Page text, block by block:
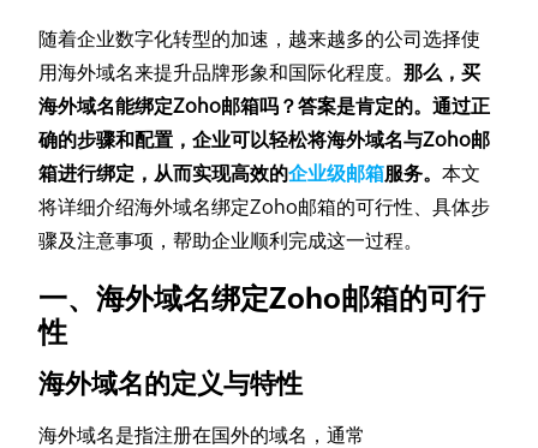
随着企业数字化转型的加速，越来越多的公司选择使
用海外域名来提升品牌形象和国际化程度。那么，买
海外域名能绑定Zoho邮箱吗？答案是肯定的。通过正
确的步骤和配置，企业可以轻松将海外域名与Zoho邮
箱进行绑定，从而实现高效的企业级邮箱服务。本文
将详细介绍海外域名绑定Zoho邮箱的可行性、具体步
骤及注意事项，帮助企业顺利完成这一过程。
一、海外域名绑定Zoho邮箱的可行
性
海外域名的定义与特性
海外域名是指注册在国外的域名，通常